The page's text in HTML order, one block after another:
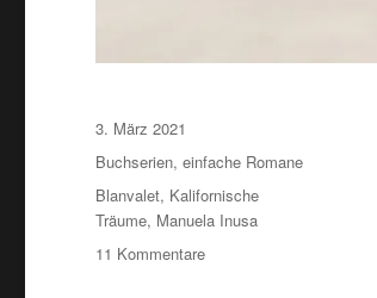
Veröffentlicht
am
3. März 2021
Kategorien
Buchserien,einfache Romane
Schlagwörter
Blanvalet, Kalifornische
Träume, Manuela Inusa
11 Kommentarezu